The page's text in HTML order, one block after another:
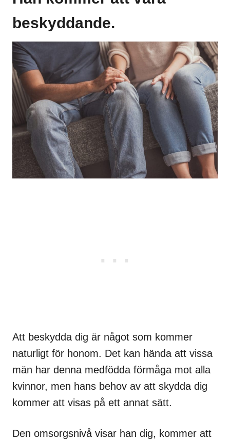
beskyddande.
Att beskydda dig är något som kommer
naturligt för honom. Det kan hända att vissa
män har denna medfödda förmåga mot alla
kvinnor, men hans behov av att skydda dig
kommer att visas på ett annat sätt.
Den omsorgsnivå visar han dig, kommer att